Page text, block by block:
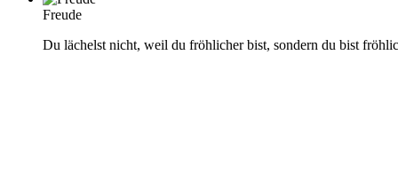
Freude
Du lächelst nicht, weil du fröhlicher bist, sondern du bist